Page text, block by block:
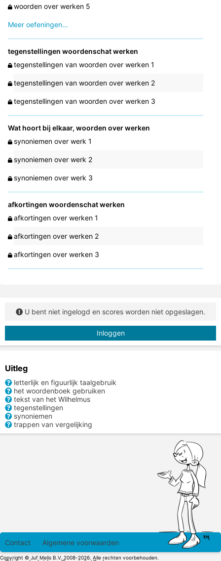
woorden over werken 5
Meer oefeningen...
tegenstellingen woordenschat werken
tegenstellingen van woorden over werken 1
tegenstellingen van woorden over werken 2
tegenstellingen van woorden over werken 3
Wat hoort bij elkaar, woorden over werken
synoniemen over werk 1
synoniemen over werk 2
synoniemen over werk 3
afkortingen woordenschat werken
afkortingen over werken 1
afkortingen over werken 2
afkortingen over werken 3
U bent niet ingelogd en scores worden niet opgeslagen.
Inloggen
Uitleg
letterlijk en figuurlijk taalgebruik
het woordenboek gebruiken
tekst van het Wilhelmus
tegenstellingen
synoniemen
trappen van vergelijking
Contact Algemene voorwaarden
Copyright © Juf Melis B.V. 2008-2026. Alle rechten voorbehouden.